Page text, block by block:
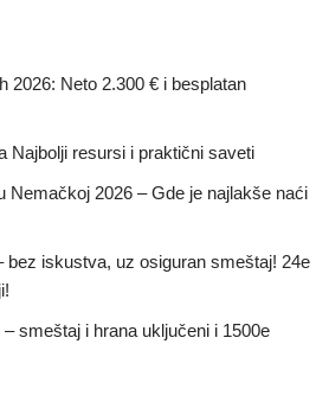
2026: Neto 2.300 € i besplatan
Najbolji resursi i praktični saveti
Nemačkoj 2026 – Gde je najlakše naći
bez iskustva, uz osiguran smeštaj! 24e
smeštaj i hrana uključeni i 1500e